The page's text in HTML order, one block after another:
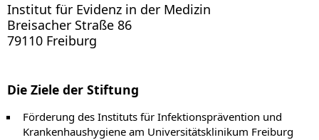
Institut für Evidenz in der Medizin
Breisacher Straße 86
79110 Freiburg
Die Ziele der Stiftung
Förderung des Instituts für Infektionsprävention und
Krankenhaushygiene am Universitätsklinikum Freiburg